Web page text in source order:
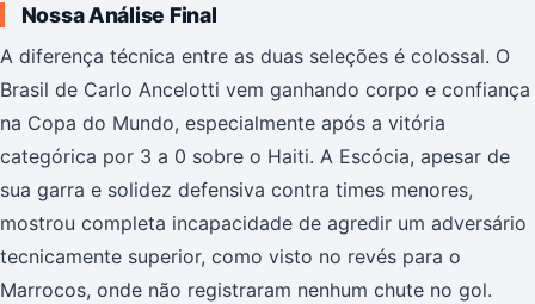
Nossa Análise Final
A diferença técnica entre as duas seleções é colossal. O
Brasil de Carlo Ancelotti vem ganhando corpo e confiança
na Copa do Mundo, especialmente após a vitória
categórica por 3 a 0 sobre o Haiti. A Escócia, apesar de
sua garra e solidez defensiva contra times menores,
mostrou completa incapacidade de agredir um adversário
tecnicamente superior, como visto no revés para o
Marrocos, onde não registraram nenhum chute no gol.